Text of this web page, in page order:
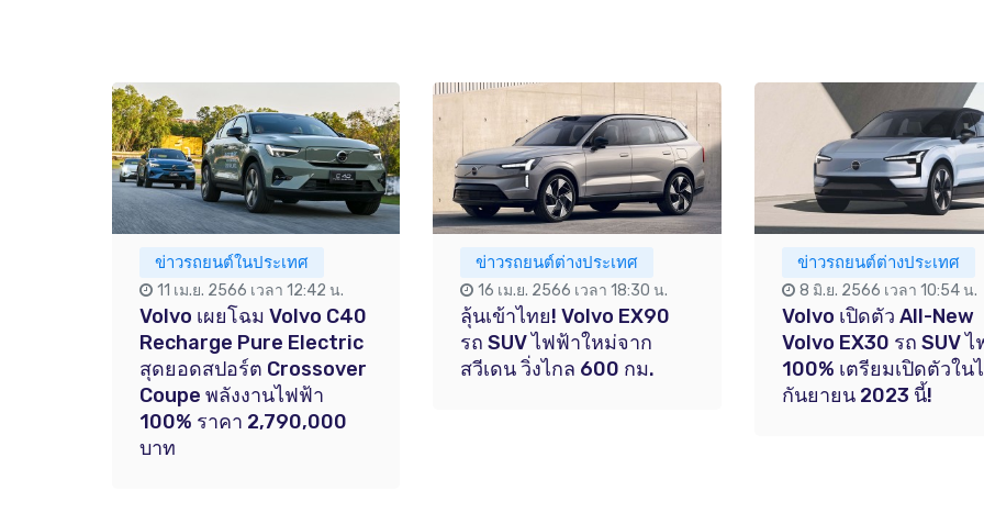
ข่าวรถยนต์ในประเทศ
11 เม.ย. 2566 เวลา 12:42 น.
Volvo เผยโฉม Volvo C40
Recharge Pure Electric
สุดยอดสปอร์ต Crossover
Coupe พลังงานไฟฟ้า
100% ราคา 2,790,000
บาท
ข่าวรถยนต์ต่างประเทศ
16 เม.ย. 2566 เวลา 18:30 น.
ลุ้นเข้าไทย! Volvo EX90
รถ SUV ไฟฟ้าใหม่จาก
สวีเดน วิ่งไกล 600 กม.
ข่าวรถยนต์ต่างประเทศ
8 มิ.ย. 2566 เวลา 10:54 น.
Volvo เปิดตัว All-New
Volvo EX30 รถ SUV
100% เตรียมเปิดตัวใน
กันยายน 2023 นี้!